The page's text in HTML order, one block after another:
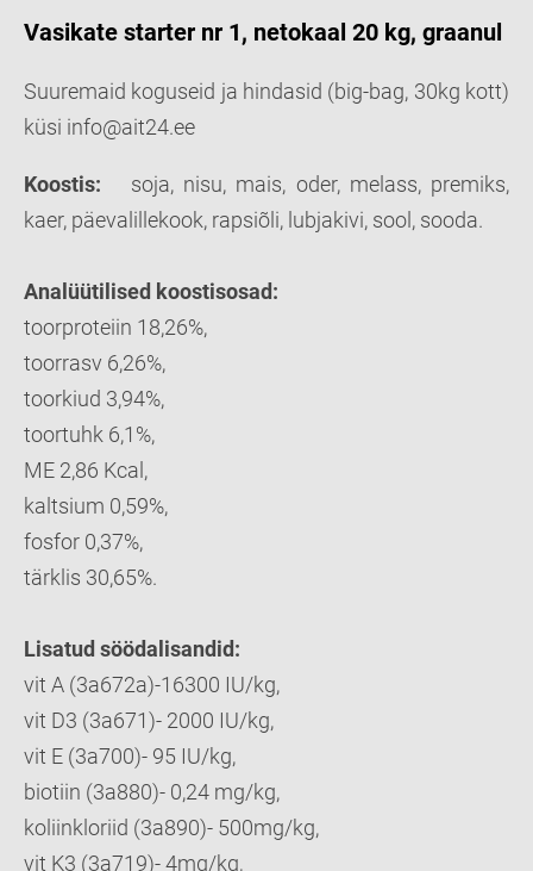
Vasikate starter nr 1, netokaal 20 kg, graanul
Suuremaid koguseid ja hindasid (big-bag, 30kg kott)
küsi info@ait24.ee
Koostis: soja, nisu, mais, oder, melass, premiks,
kaer, päevalillekook, rapsiõli, lubjakivi, sool, sooda.
Analüütilised koostisosad:
toorproteiin 18,26%,
toorrasv 6,26%,
toorkiud 3,94%,
toortuhk 6,1%,
ME 2,86 Kcal,
kaltsium 0,59%,
fosfor 0,37%,
tärklis 30,65%.
Lisatud söödalisandid:
vit A (3a672a)-16300 IU/kg,
vit D3 (3a671)- 2000 IU/kg,
vit E (3a700)- 95 IU/kg,
biotiin (3a880)- 0,24 mg/kg,
koliinkloriid (3a890)- 500mg/kg,
vit K3 (3a719)- 4mg/kg,